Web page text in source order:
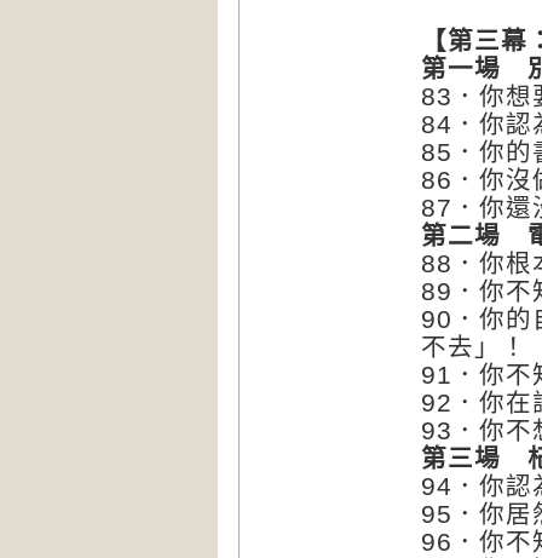
【第三
第一場
83．你想
84．你認
85．你的
86．你沒
87．你還
第二場
88．你根
89．你不
90．你的
不去」！
91．你不
92．你在
93．你不
第三場
94．你認
95．你居
96．你不